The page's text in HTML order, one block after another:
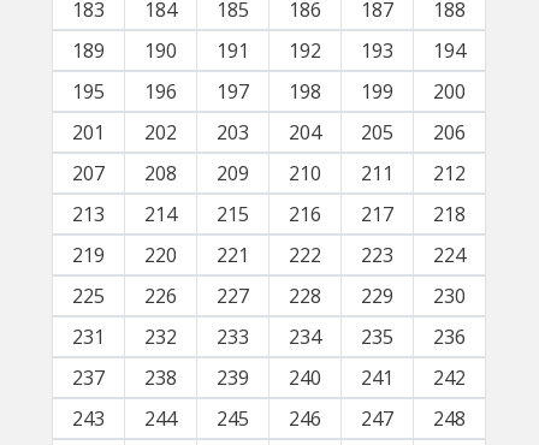
183
184 185 186 187
188
189
190 191 192 193
194
195
196 197 198 199
200
201
202 203 204 205
206
207
208 209 210 211
212
213
214 215 216 217
218
219
220 221 222 223
224
225
226 227 228 229
230
231
232 233 234 235
236
237
238 239 240 241
242
243
244 245 246 247
248